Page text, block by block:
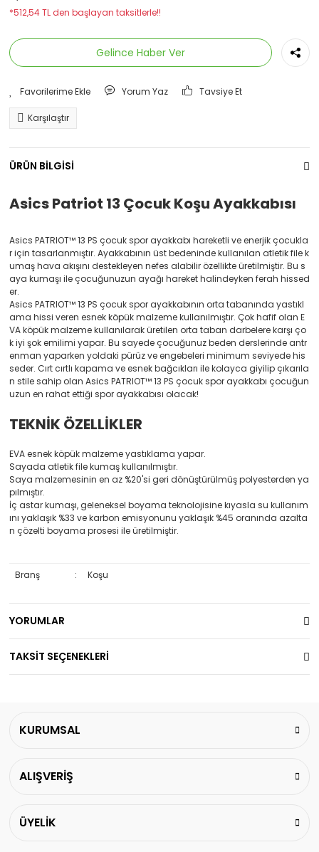
*512,54 TL den başlayan taksitlerle!!
Gelince Haber Ver
Yorum Yaz Tavsiye Et
Karşılaştır
ÜRÜN BİLGİSİ
Asics Patriot 13 Çocuk Koşu Ayakkabısı
Asics PATRIOT™ 13 PS çocuk spor ayakkabı hareketli ve enerjik çocukla
r için tasarlanmıştır. Ayakkabının üst bedeninde kullanılan atletik file k
umaş hava akışını destekleyen nefes alabilir özellikte üretilmiştir. Bu s
aya kumaşı ile çocuğunuzun ayağı hareket halindeyken ferah hissed
er.
Asics PATRIOT™ 13 PS çocuk spor ayakkabının orta tabanında yastıkl
ama hissi veren esnek köpük malzeme kullanılmıştır. Çok hafif olan E
VA köpük malzeme kullanılarak üretilen orta taban darbelere karşı ço
k iyi şok emilimi yapar. Bu sayede çocuğunuz beden derslerinde antr
enman yaparken yoldaki pürüz ve engebeleri minimum seviyede his
seder. Cırt cırtlı kapama ve esnek bağcıkları ile kolayca giyilip çıkarıla
n stile sahip olan Asics PATRIOT™ 13 PS çocuk spor ayakkabı çocuğun
uzun en rahat ettiği spor ayakkabısı olacak!
TEKNİK ÖZELLİKLER
EVA esnek köpük malzeme yastıklama yapar.
Sayada atletik file kumaş kullanılmıştır.
Saya malzemesinin en az %20'si geri dönüştürülmüş polyesterden ya
pılmıştır.
İç astar kumaşı, geleneksel boyama teknolojisine kıyasla su kullanım
ını yaklaşık %33 ve karbon emisyonunu yaklaşık %45 oranında azalta
n çözelti boyama prosesi ile üretilmiştir.
Branş : Koşu
YORUMLAR
TAKSİT SEÇENEKLERİ
KURUMSAL
ALIŞVERİŞ
ÜYELİK